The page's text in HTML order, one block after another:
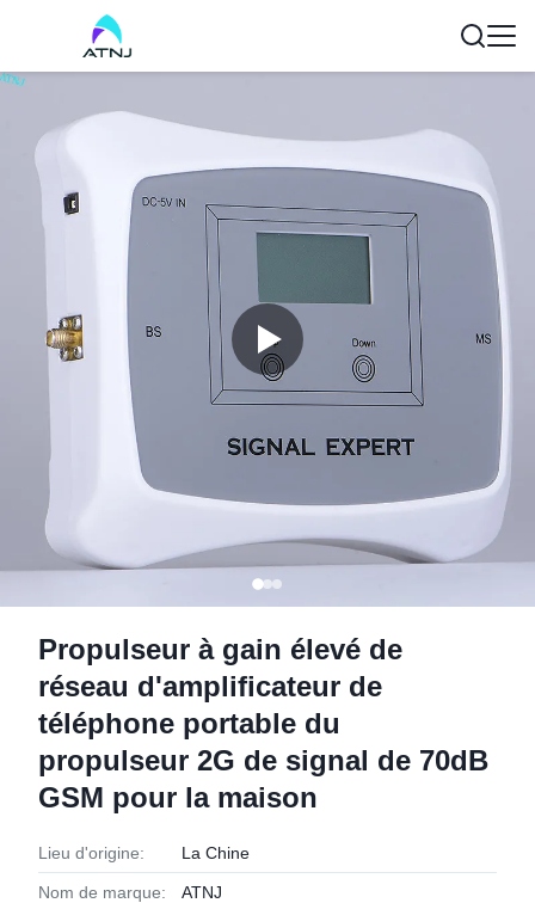
Propulseur à gain élevé de
réseau d'amplificateur de
téléphone portable du
propulseur 2G de signal de 70dB
GSM pour la maison
Lieu d'origine: La Chine
Nom de marque: ATNJ